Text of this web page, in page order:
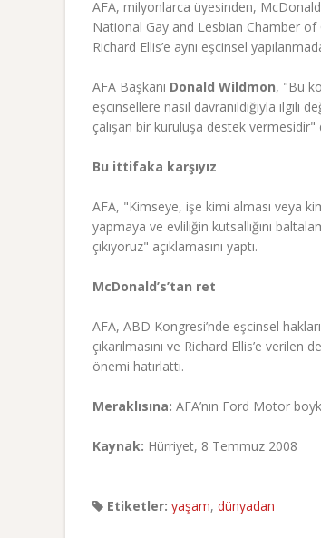
AFA, milyonlarca üyesinden,
National Gay and Lesbian Chamber of
Richard Ellis’e aynı eşcinsel
AFA Başkanı Donald Wildmon, "Bu
eşcinsellere nasıl davranıldığıyla
çalışan bir kuruluşa destek vermesidir"
Bu ittifaka karşıyız
AFA, "Kimseye, işe kimi alması veya
yapmaya ve evliliğin kutsallığını
çıkıyoruz" açıklamasını yaptı.
McDonald’s’tan ret
AFA, ABD Kongresi’nde eşcinsel
çıkarılmasını ve Richard Ellis’e
önemi hatırlattı.
Meraklısına: AFA’nın Ford Motor
Kaynak: Hürriyet, 8 Temmuz 2008
Etiketler: yaşam, dünyadan